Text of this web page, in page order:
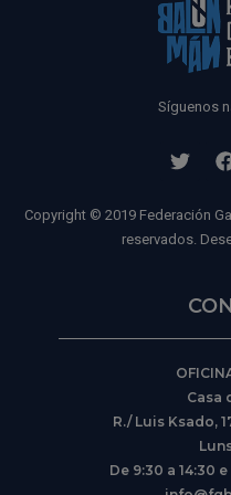
Síguenos
Copyright © 2019 Federación
reservados.
Casa
R./ Luis Ksado,
De 9:30 a 14:30